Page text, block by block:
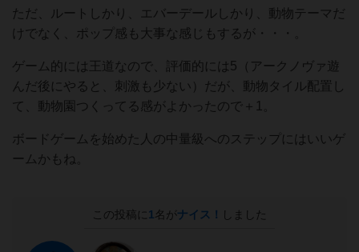
ただ、ルートしかり、エバーデールしかり、動物テーマだ
けでなく、ポップ感も大事な感じもするが・・・。
ゲーム的には王道なので、評価的には5（アークノヴァ遊
んだ後にやると、刺激も少ない）だが、動物タイル配置し
て、動物園つくってる感がよかったので＋1。
ボードゲームを始めた人の中量級へのステップにはいいゲ
ームかもね。
この投稿に 1 名がナイス！ しました